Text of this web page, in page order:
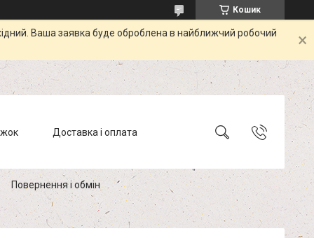
Кошик
Ваша заявка буде оброблена в найближчий робочий
Доставка і оплата
Повернення і обмін